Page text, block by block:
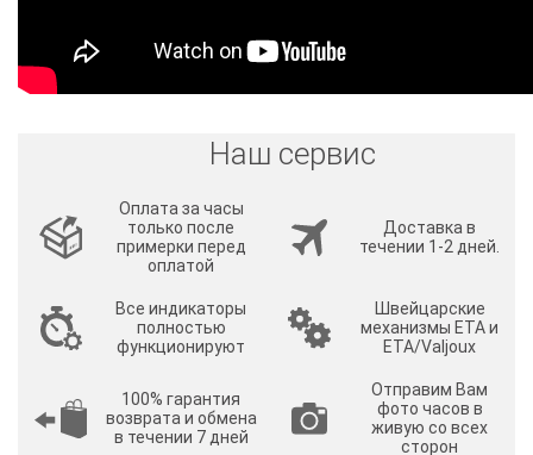
Наш сервис
Оплата за часы
только после
примерки перед
оплатой
Доставка в
течении 1-2 дней.
Все индикаторы
полностью
функционируют
Швейцарские
механизмы ETA и
ETA/Valjoux
100% гарантия
возврата и обмена
в течении 7 дней
Отправим Вам
фото часов в
живую со всех
сторон